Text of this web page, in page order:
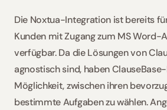
Die Noxtua-Integration ist bereits
Kunden mit Zugang zum MS
verfügbar. Da die Lösungen von
agnostisch sind, haben
Möglichkeit, zwischen ihren
bestimmte Aufgaben zu wählen.